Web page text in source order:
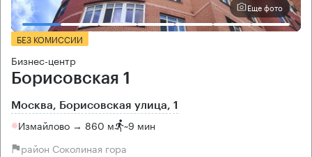
Еще фото
БЕЗ КОМИССИИ
Бизнес-центр
Борисовская 1
Москва, Борисовская улица, 1
Измайлово → 860 м ~9 мин
район Соколиная гора